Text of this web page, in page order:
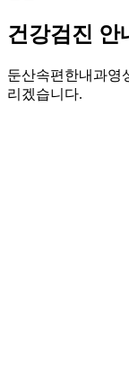
건강검진 안
둔산속편한내과영
리겠습니다.